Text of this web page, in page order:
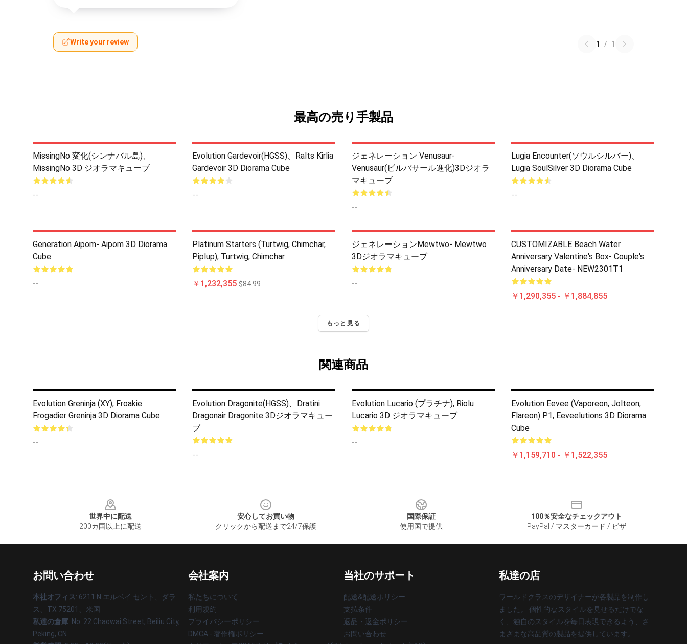
Write your review 1 / 1
最高の売り手製品
MissingNo 変化(シンナバル島)、
MissingNo 3D ジオラマキューブ
--
Evolution Gardevoir(HGSS)、Ralts Kirlia
Gardevoir 3D Diorama Cube
--
ジェネレーション Venusaur-
Venusaur(ビルバサール進化)3Dジオラ
マキューブ
--
Lugia Encounter(ソウルシルバー)、
Lugia SoulSilver 3D Diorama Cube
--
Generation Aipom- Aipom 3D Diorama
Cube
--
Platinum Starters (Turtwig, Chimchar,
Piplup), Turtwig, Chimchar
￥1,232,355 $84.99
ジェネレーションMewtwo- Mewtwo
3Dジオラマキューブ
--
CUSTOMIZABLE Beach Water
Anniversary Valentine's Box- Couple's
Anniversary Date- NEW2301T1
￥1,290,355 - ￥1,884,855
もっと見る
関連商品
Evolution Greninja (XY), Froakie
Frogadier Greninja 3D Diorama Cube
--
Evolution Dragonite(HGSS)、Dratini
Dragonair Dragonite 3Dジオラマキュー
ブ
--
Evolution Lucario (プラチナ), Riolu
Lucario 3D ジオラマキューブ
--
Evolution Eevee (Vaporeon, Jolteon,
Flareon) P1, Eeveelutions 3D Diorama
Cube
￥1,159,710 - ￥1,522,355
世界中に配送
200カ国以上に配送
安心してお買い物
クリックから配送まで24/7保護
国際保証
使用国で提供
100％安全なチェックアウト
PayPal / マスターカード / ビザ
お問い合わせ
本社オフィス: 6211 N エルベイ セント、ダラ
ス、TX 75201、米国
私達の倉庫: No. 22 Chaowai Street, Beiliu City,
Peking, CN
会社案内
私たちについて
利用規約
プライバシーポリシー
DMCA - 著作権ポリシー
当社のサポート
配送&配送ポリシー
支払条件
返品・返金ポリシー
お問い合わせ
私達の店
ワールドクラスのデザイナーが各製品を制作し
ました。 個性的なスタイルを見せるだけでな
く、独自のスタイルを毎日表現できるよう、さ
まざまな高品質の製品を提供しています。